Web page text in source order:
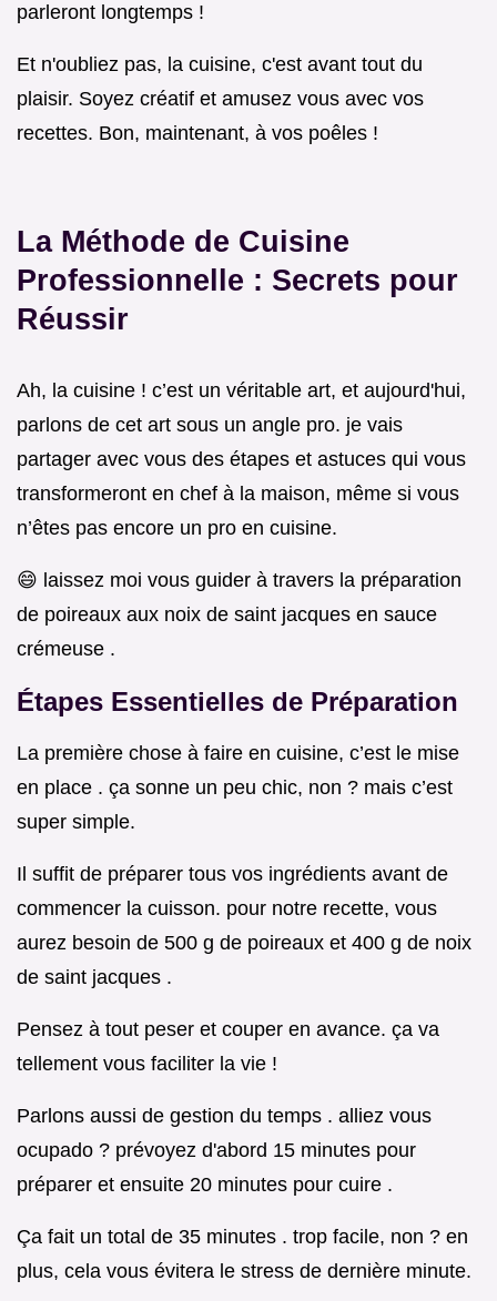
parleront longtemps !
Et n'oubliez pas, la cuisine, c'est avant tout du
plaisir. Soyez créatif et amusez vous avec vos
recettes. Bon, maintenant, à vos poêles !
La Méthode de Cuisine
Professionnelle : Secrets pour
Réussir
Ah, la cuisine ! c’est un véritable art, et aujourd'hui,
parlons de cet art sous un angle pro. je vais
partager avec vous des étapes et astuces qui vous
transformeront en chef à la maison, même si vous
n’êtes pas encore un pro en cuisine.
😄 laissez moi vous guider à travers la préparation
de poireaux aux noix de saint jacques en sauce
crémeuse .
Étapes Essentielles de Préparation
La première chose à faire en cuisine, c’est le mise
en place . ça sonne un peu chic, non ? mais c’est
super simple.
Il suffit de préparer tous vos ingrédients avant de
commencer la cuisson. pour notre recette, vous
aurez besoin de 500 g de poireaux et 400 g de noix
de saint jacques .
Pensez à tout peser et couper en avance. ça va
tellement vous faciliter la vie !
Parlons aussi de gestion du temps . alliez vous
ocupado ? prévoyez d'abord 15 minutes pour
préparer et ensuite 20 minutes pour cuire .
Ça fait un total de 35 minutes . trop facile, non ? en
plus, cela vous évitera le stress de dernière minute.